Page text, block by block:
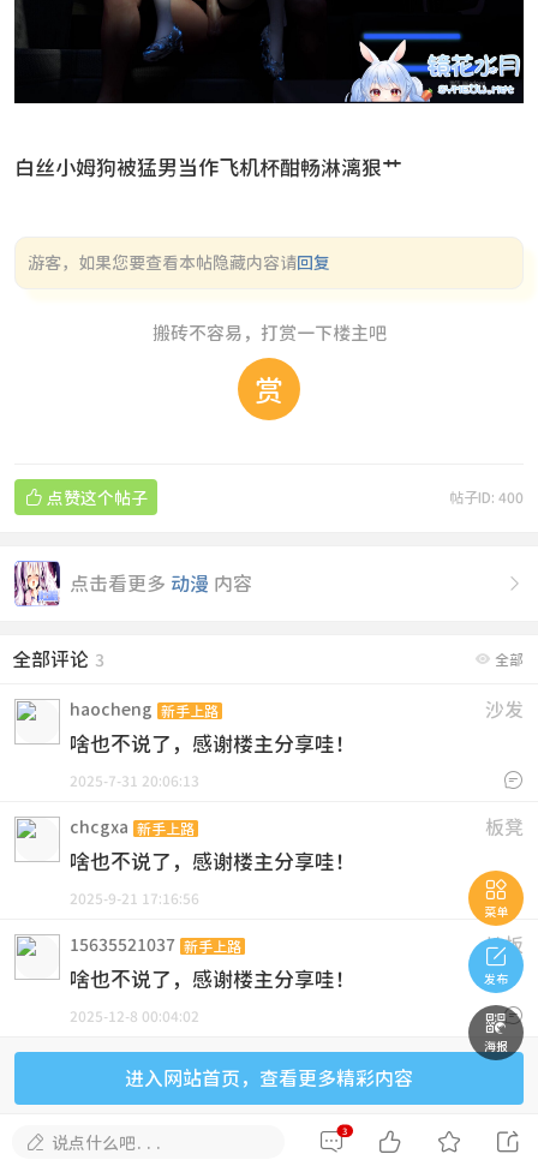
白丝小姆狗被猛男当作飞机杯酣畅淋漓狠艹
游客，如果您要查看本帖隐藏内容请回复
搬砖不容易，打赏一下楼主吧
赏
帖子ID: 400
 点赞这个帖子

点击看更多 动漫 内容
 全部
全部评论 3
沙发
haocheng 新手上路
啥也不说了，感谢楼主分享哇！

2025-7-31 20:06:13
板凳
chcgxa 新手上路
啥也不说了，感谢楼主分享哇！

2025-9-21 17:16:56
地板
15635521037 新手上路
啥也不说了，感谢楼主分享哇！

2025-12-8 00:04:02
进入网站首页，查看更多精彩内容

菜单

发布

海报
 说点什么吧... 3   